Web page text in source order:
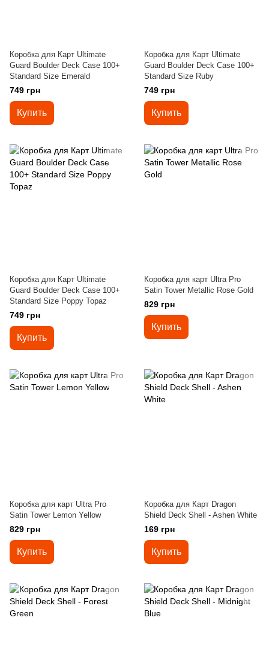
Коробка для Карт Ultimate
Guard Boulder Deck Case 100+
Standard Size Emerald
749 грн
Купить
Коробка для Карт Ultimate
Guard Boulder Deck Case 100+
Standard Size Ruby
749 грн
Купить
Коробка для Карт Ultimate
Guard Boulder Deck Case 100+
Standard Size Poppy Topaz
749 грн
Купить
Коробка для карт Ultra Pro
Satin Tower Metallic Rose Gold
829 грн
Купить
Коробка для карт Ultra Pro
Satin Tower Lemon Yellow
829 грн
Купить
Коробка для Карт Dragon
Shield Deck Shell - Ashen White
169 грн
Купить